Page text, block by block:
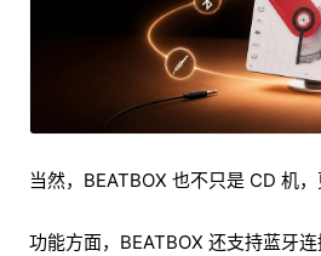
当然，BEATBOX 也不只是 CD 机，
功能方面，BEATBOX 还支持蓝牙